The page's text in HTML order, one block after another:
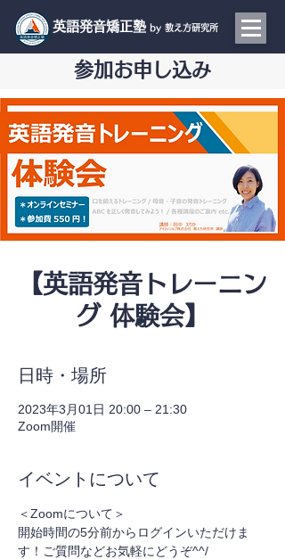
​英語発音矯正塾 by 教え方研究所
参加お申し込み
【英語発音トレーニン
グ 体験会】
日時・場所
2023年3月01日 20:00 – 21:30
Zoom開催
イベントについて
＜Zoomについて＞
開始時間の5分前からログインいただけま
す！ご質問などお気軽にどうぞ^^/